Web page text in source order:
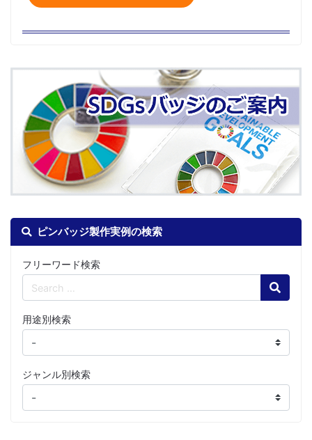
ピンバッジ製作実例の検索
フリーワード検索
Search
用途別検索
ジャンル別検索